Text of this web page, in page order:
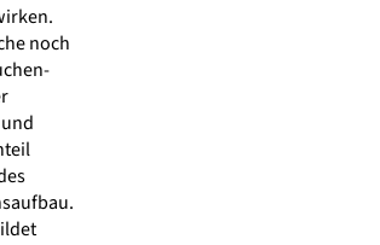
noch